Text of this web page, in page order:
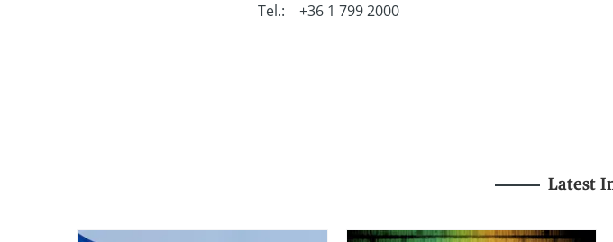
Tel.: +36 1 799 2000
Latest